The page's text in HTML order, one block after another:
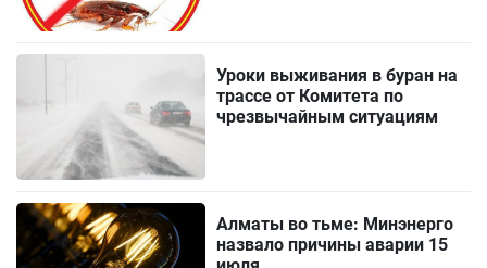
Уроки выживания в буран на
трассе от Комитета по
чрезвычайным ситуациям
Алматы во тьме: Минэнерго
назвало причины аварии 15